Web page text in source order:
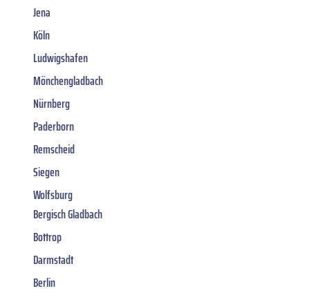
Jena
Köln
Ludwigshafen
Mönchengladbach
Nürnberg
Paderborn
Remscheid
Siegen
Wolfsburg
Bergisch Gladbach
Bottrop
Darmstadt
Berlin